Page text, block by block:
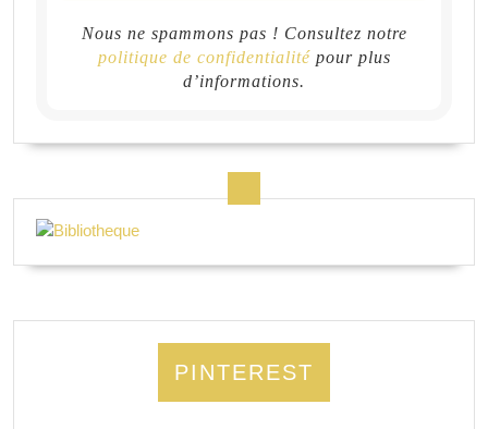
Nous ne spammons pas ! Consultez notre
politique de confidentialitépour plus
d’informations.
PINTEREST